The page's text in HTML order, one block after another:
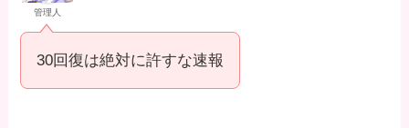
管理人
30回復は絶対に許すな速報